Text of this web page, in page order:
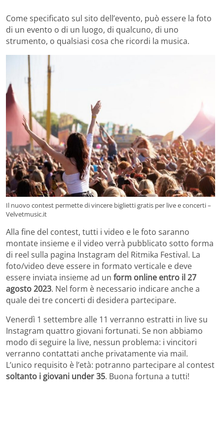
Come specificato sul sito dell’evento, può essere la foto
di un evento o di un luogo, di qualcuno, di uno
strumento, o qualsiasi cosa che ricordi la musica.
Il nuovo contest permette di vincere biglietti gratis per live e concerti –
Velvetmusic.it
Alla fine del contest, tutti i video e le foto saranno
montate insieme e il video verrà pubblicato sotto forma
di reel sulla pagina Instagram del Ritmika Festival. La
foto/video deve essere in formato verticale e deve
essere inviata insieme ad un form online entro il 27
agosto 2023. Nel form è necessario indicare anche a
quale dei tre concerti di desidera partecipare.
Venerdì 1 settembre alle 11 verranno estratti in live su
Instagram quattro giovani fortunati. Se non abbiamo
modo di seguire la live, nessun problema: i vincitori
verranno contattati anche privatamente via mail.
L’unico requisito è l’età: potranno partecipare al contest
soltanto i giovani under 35. Buona fortuna a tutti!